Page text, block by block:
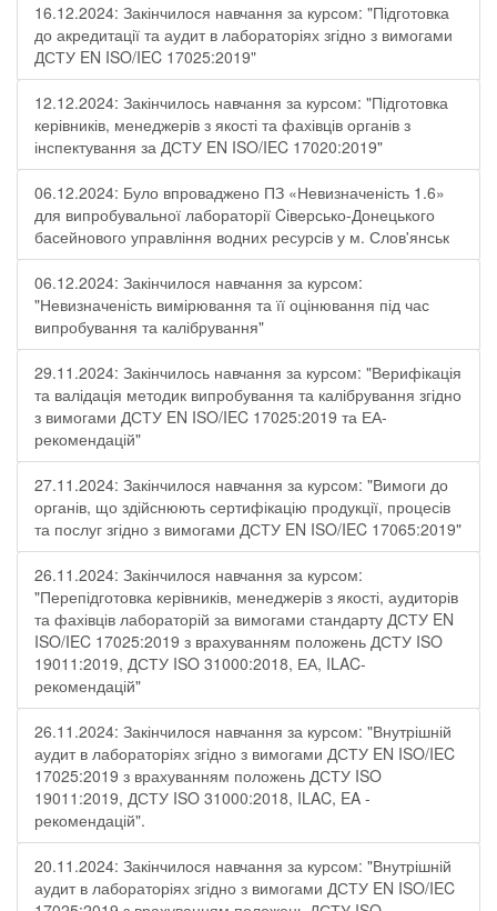
16.12.2024: Закінчилося навчання за курсом: "Підготовка
до акредитації та аудит в лабораторіях згідно з вимогами
ДСТУ EN ISO/IEC 17025:2019"
12.12.2024: Закінчилось навчання за курсом: "Підготовка
керівників, менеджерів з якості та фахівців органів з
інспектування за ДСТУ EN ISO/IEC 17020:2019"
06.12.2024: Було впроваджено ПЗ «Невизначеність 1.6»
для випробувальної лабораторії Cіверсько-Донецького
басейнового управління водних ресурсів у м. Слов'янськ
06.12.2024: Закінчилося навчання за курсом:
"Невизначеність вимірювання та її оцінювання під час
випробування та калібрування"
29.11.2024: Закінчилось навчання за курсом: "Верифікація
та валідація методик випробування та калібрування згідно
з вимогами ДСТУ EN ISO/IEC 17025:2019 та ЕА-
рекомендацій"
27.11.2024: Закінчилося навчання за курсом: "Вимоги до
органів, що здійснюють сертифікацію продукції, процесів
та послуг згідно з вимогами ДСТУ EN ISO/IEC 17065:2019"
26.11.2024: Закінчилося навчання за курсом:
"Перепідготовка керівників, менеджерів з якості, аудиторів
та фахівців лабораторій за вимогами стандарту ДСТУ EN
ISO/IEC 17025:2019 з врахуванням положень ДСТУ ISO
19011:2019, ДСТУ ISO 31000:2018, ЕА, ILAC-
рекомендацій"
26.11.2024: Закінчилося навчання за курсом: "Внутрішній
аудит в лабораторіях згідно з вимогами ДСТУ EN ISO/IEC
17025:2019 з врахуванням положень ДСТУ ISO
19011:2019, ДСТУ ISO 31000:2018, ILAC, EA -
рекомендацій".
20.11.2024: Закінчилося навчання за курсом: "Внутрішній
аудит в лабораторіях згідно з вимогами ДСТУ EN ISO/IEC